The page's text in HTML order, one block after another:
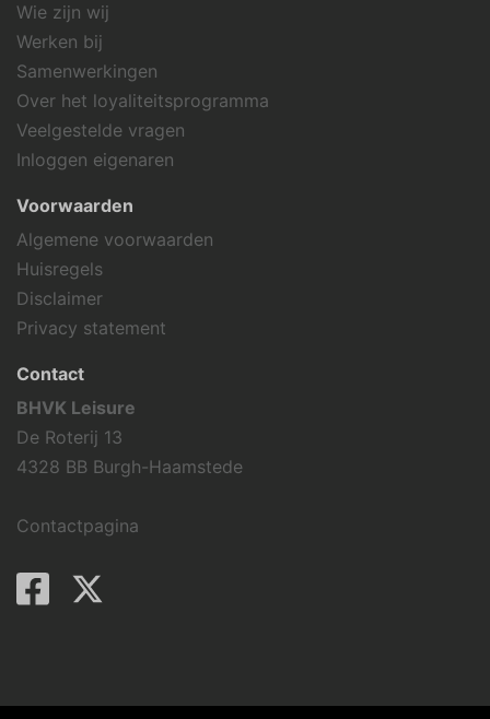
Wie zijn wij
Werken bij
Samenwerkingen
Over het loyaliteitsprogramma
Veelgestelde vragen
Inloggen eigenaren
Voorwaarden
Algemene voorwaarden
Huisregels
Disclaimer
Privacy statement
Contact
BHVK Leisure
De Roterij 13
4328 BB Burgh-Haamstede
Contactpagina